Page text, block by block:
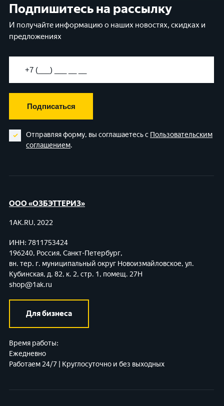
Подпишитесь на рассылку
И получайте информацию о наших новостях, скидках и
предложениях
Подписаться
Отправляя форму, вы соглашаетесь с Пользовательским
соглашением.
ООО «ОЗБЭТТЕРИЗ»
1AK.RU, 2022
ИНН: 7811753424
196240, Россия, Санкт-Петербург,
вн. тер. г. муниципальный округ Новоизмайловское, ул.
Кубинская, д. 82, к. 2, стр. 1, помещ. 27Н
shop@1ak.ru
Для бизнеса
Время работы:
Ежедневно
Работаем 24/7 | Круглосуточно и без выходных